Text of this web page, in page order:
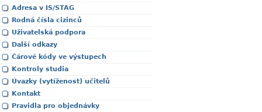
Adresa v IS/STAG
Rodná čísla cizinců
Uživatelská podpora
Další odkazy
Čárové kódy ve výstupech
Kontroly studia
Úvazky (vytíženost) učitelů
Kontakt
Pravidla pro objednávky